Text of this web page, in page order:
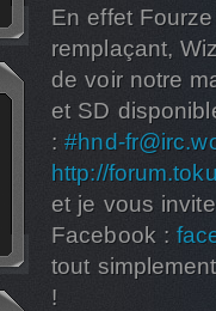
En effet
remplaçant,
de voir notre
et SD
:#hnd-
http://
et je vous
Facebook :
tout
!